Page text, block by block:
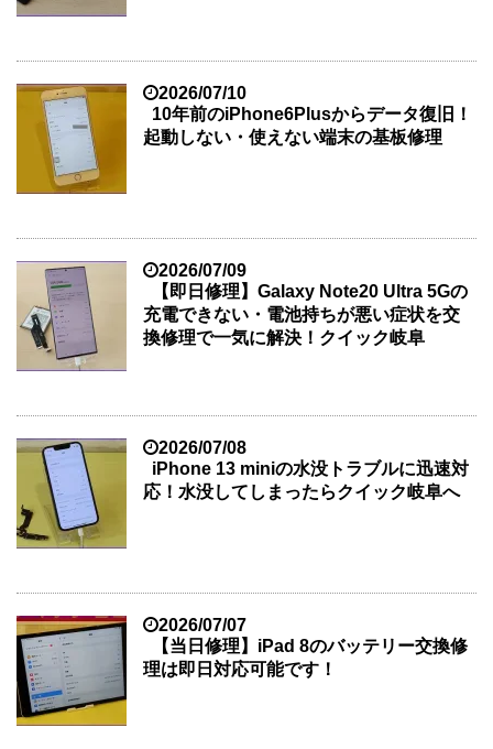
2026/07/10
10年前のiPhone6Plusからデータ復旧！
起動しない・使えない端末の基板修理
2026/07/09
【即日修理】Galaxy Note20 Ultra 5Gの
充電できない・電池持ちが悪い症状を交
換修理で一気に解決！クイック岐阜
2026/07/08
iPhone 13 miniの水没トラブルに迅速対
応！水没してしまったらクイック岐阜へ
2026/07/07
【当日修理】iPad 8のバッテリー交換修
理は即日対応可能です！